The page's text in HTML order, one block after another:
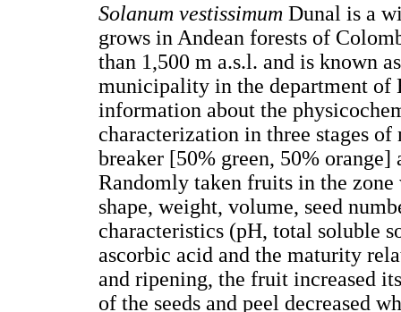
Solanum vestissimum Dunal is a
grows in Andean forests of
than 1,500 m a.s.l. and is known
municipality in the department of
information about the
characterization in three stages
breaker [50% green, 50%
Randomly taken fruits in the
shape, weight, volume, seed
characteristics (pH, total soluble
ascorbic acid and the maturity
and ripening, the fruit increased
of the seeds and peel decreased